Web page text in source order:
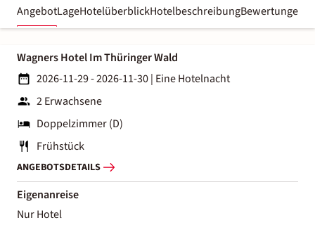
AngebotLageHotelüberblickHotelbeschreibungBewertungen
Wagners Hotel Im Thüringer Wald
2026-11-29 - 2026-11-30| Eine Hotelnacht
2 Erwachsene
Doppelzimmer (D)
Frühstück
ANGEBOTSDETAILS
Eigenanreise
Nur Hotel